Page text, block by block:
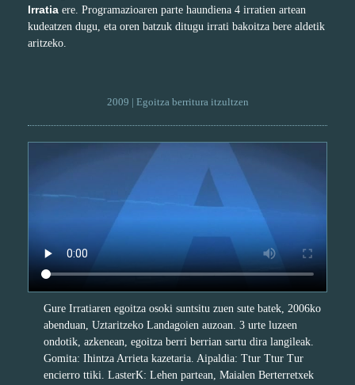
Irratia ere. Programazioaren parte haundiena 4 irratien artean
kudeatzen dugu, eta oren batzuk ditugu irrati bakoitza bere aldetik
aritzeko.
2009 | Egoitza berritura itzultzen
Gure Irratiaren egoitza osoki suntsitu zuen sute batek, 2006ko
abenduan, Uztaritzeko Landagoien auzoan. 3 urte luzeen
ondotik, azkenean, egoitza berri berrian sartu dira langileak.
Gomita: Ihintza Arrieta kazetaria. Aipaldia: Ttur Ttur Tur
encierro ttiki. LasterK: Lehen partean, Maialen Berterretxek